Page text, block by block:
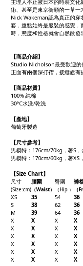
主理人不止被日本的時裝文
術、甚至是東京街頭的一草一
Nick Wakeman認為真正的穿
套，重點始終是服裝的感覺
時，態度和性格就會自然散發
【商品介紹】
Studio Nicholson最受歡迎的
正面有兩個深打褶，接縫處有
【商品材質】
100% 純棉
30°C水洗/乾洗
【產地】
葡萄牙製造
【尺寸參考】
男模特：176cm/70kg，著S，
男模特：170cm/60kg，著XS
【Size Chart】
尺寸
腰圍 臀圍 褲
(Size:cm) （Waist） （Hip ） （F
XS 35 54 36
S
38 62 36
M
39 64 36
X
X X X
X
X X X
X
X X X
X
X X X
X
X X X
X
X X X